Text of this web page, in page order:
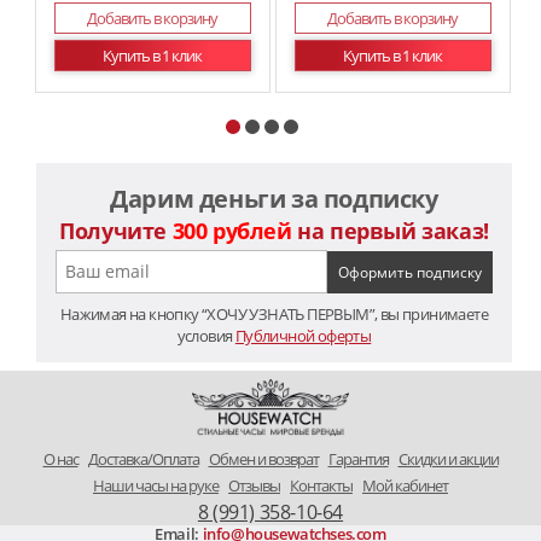
Добавить в корзину
Купить в 1 клик
Добавить в корзину
Купить в 1 клик
Дарим деньги за подписку
Получите 300 рублей на первый заказ!
Нажимая на кнопку “ХОЧУ УЗНАТЬ ПЕРВЫМ”, вы принимаете
условия Публичной оферты
O нас Доставка/Оплата Обмен и возврат Гарантия Скидки и акции
Наши часы на руке Отзывы Контакты Мой кабинет
8 (991) 358-10-64
Email: info@housewatchses.com